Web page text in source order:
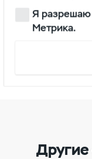
центрах и
Я разрешаю
Метрика.